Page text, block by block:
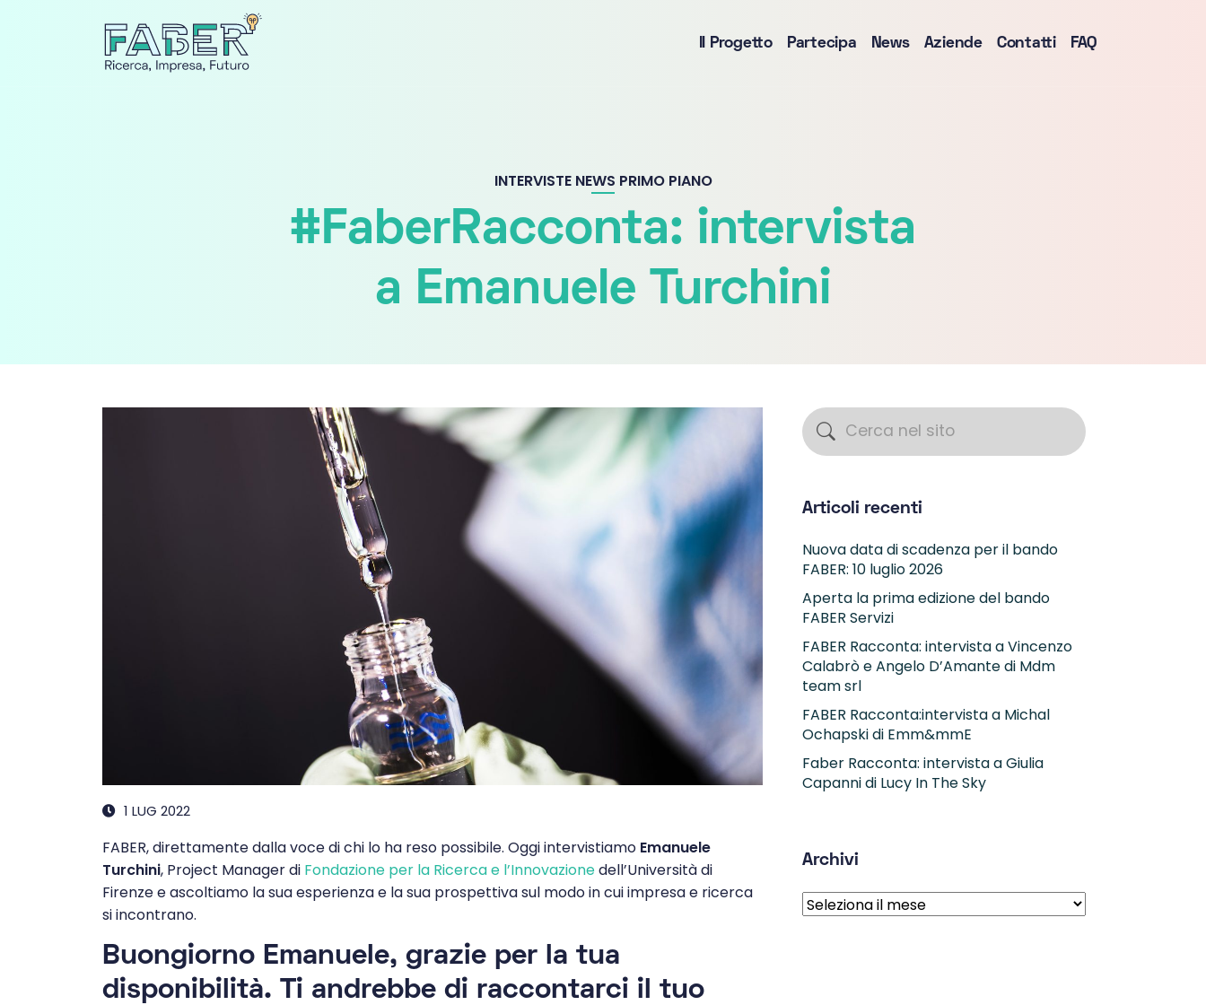
Il Progetto Partecipa News Aziende Contatti FAQ
INTERVISTE NEWS PRIMO PIANO
#FaberRacconta: intervista
a Emanuele Turchini
1 LUG 2022
FABER, direttamente dalla voce di chi lo ha reso possibile. Oggi intervistiamo Emanuele
Turchini, Project Manager di Fondazione per la Ricerca e l’Innovazionedell’Università di
Firenze e ascoltiamo la sua esperienza e la sua prospettiva sul modo in cui impresa e ricerca
si incontrano.
Buongiorno Emanuele, grazie per la tua
disponibilità. Ti andrebbe di raccontarci il tuo
Articoli recenti
Nuova data di scadenza per il bando
FABER: 10 luglio 2026
Aperta la prima edizione del bando
FABER Servizi
FABER Racconta: intervista a Vincenzo
Calabrò e Angelo D’Amante di Mdm
team srl
FABER Racconta:intervista a Michal
Ochapski di Emm&mmE
Faber Racconta: intervista a Giulia
Capanni di Lucy In The Sky
Archivi
Archivi